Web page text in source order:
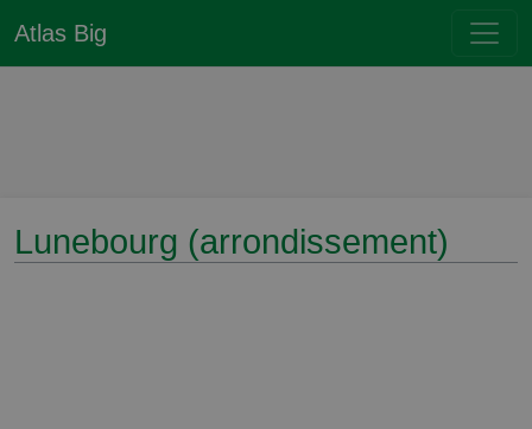
Atlas Big
Lunebourg (arrondissement)